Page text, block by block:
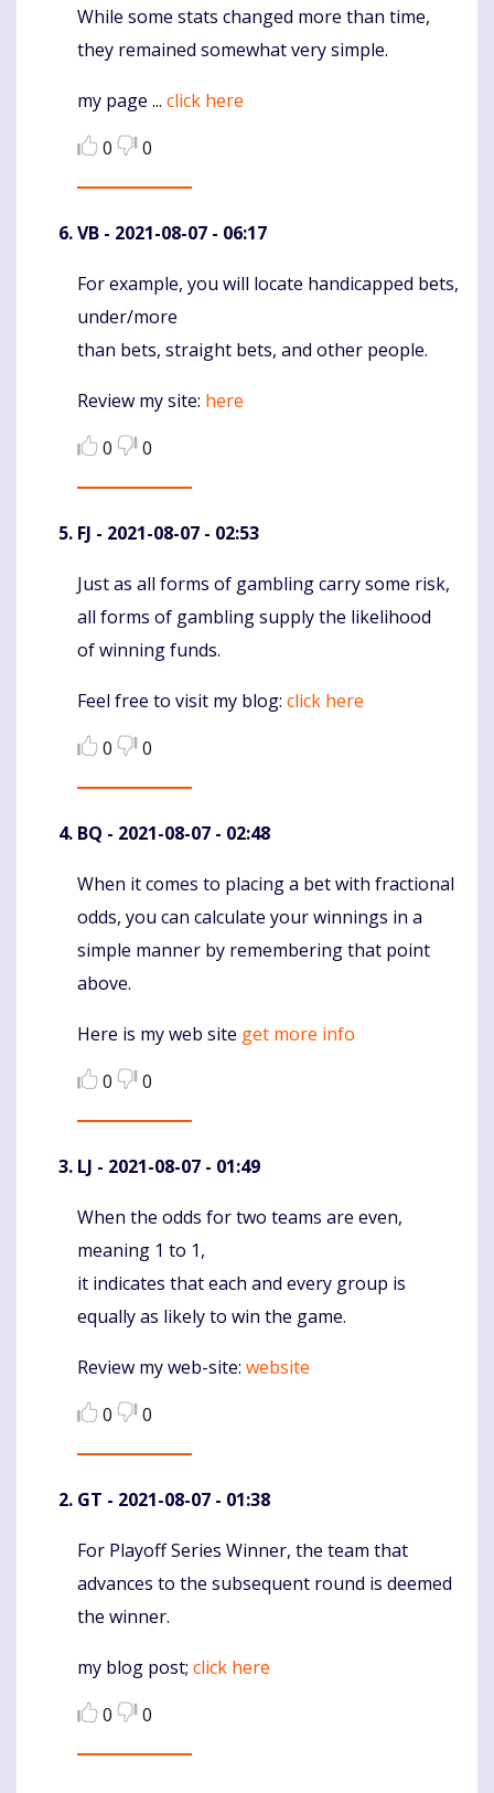
Komentaras
While some stats changed more than time,
they remained somewhat very simple.
my page ... click here
0
0
VB - 2021-08-07 - 06:17
Komentaras
For example, you will locate handicapped bets,
under/more
than bets, straight bets, and other people.
Review my site: here
0
0
FJ - 2021-08-07 - 02:53
Komentaras
Just as all forms of gambling carry some risk,
all forms of gambling supply the likelihood
of winning funds.
Feel free to visit my blog: click here
0
0
BQ - 2021-08-07 - 02:48
Komentaras
When it comes to placing a bet with fractional
odds, you can calculate your winnings in a
simple manner by remembering that point
above.
Here is my web site get more info
0
0
LJ - 2021-08-07 - 01:49
Komentaras
When the odds for two teams are even,
meaning 1 to 1,
it indicates that each and every group is
equally as likely to win the game.
Review my web-site: website
0
0
GT - 2021-08-07 - 01:38
Komentaras
For Playoff Series Winner, the team that
advances to the subsequent round is deemed
the winner.
my blog post; click here
0
0